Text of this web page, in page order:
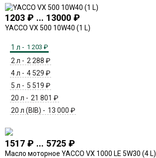
1203 ₽ ... 13000 ₽
YACCO VX 500 10W40 (1 L)
1 л - 1 203 ₽
2 л - 2 288 ₽
4 л - 4 529 ₽
5 л - 5 519 ₽
20 л - 21 801 ₽
20 л (BIB) - 13 000 ₽
1517 ₽ ... 5725 ₽
Масло моторное YACCO VX 1000 LE 5W30 (4 L)